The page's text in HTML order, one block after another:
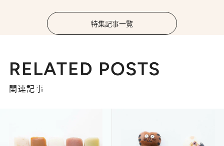
特集記事一覧
RELATED POSTS
関連記事